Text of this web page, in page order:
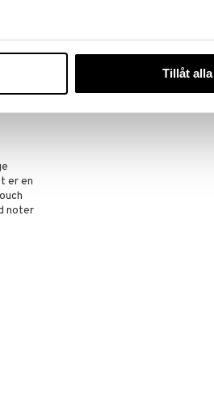
Tillåt alla
er en
noter